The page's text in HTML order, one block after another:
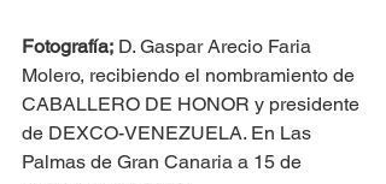
Fotografía; D. Gaspar Arecio Faria
Molero, recibiendo el nombramiento de
CABALLERO DE HONOR y presidente
de DEXCO-VENEZUELA. En Las
Palmas de Gran Canaria a 15 de